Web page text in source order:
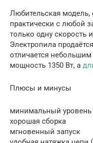
Любительская модель,
практически с любой
только одну
Электропила
отличается
мощность 1350 Вт, а
Плюсы и минусы
минимальный уровень
хорошая сборка
мгновенный запуск